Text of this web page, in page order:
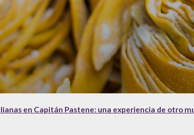
en Capitán Pastene: una experiencia de otro